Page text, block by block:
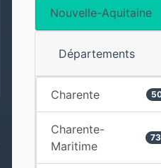
Nouvelle-Aquitaine
Départements
Charente
Charente-
Maritime